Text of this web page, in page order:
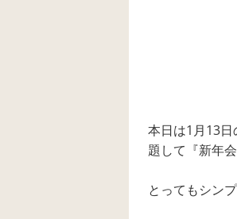
本日は1月13日
題して『新年
とってもシン